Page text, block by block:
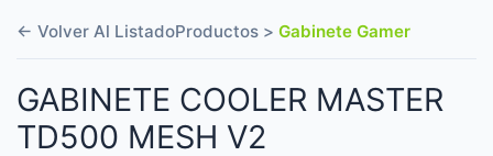
← Volver Al ListadoProductos > Gabinete Gamer
GABINETE COOLER MASTER
TD500 MESH V2